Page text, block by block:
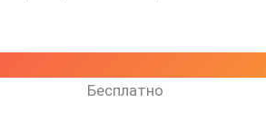
Бесплатно